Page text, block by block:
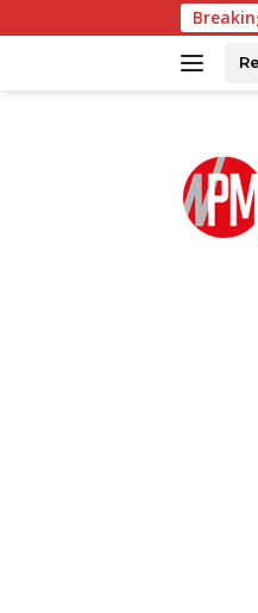
ke
Reses di Banjar Banua